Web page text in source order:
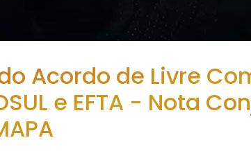
Acordo de Livre
e EFTA - Nota